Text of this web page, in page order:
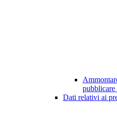
Dati relativi ai